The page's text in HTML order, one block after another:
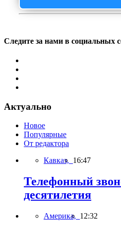
Следите за нами в социальных
Актуально
Новое
Популярные
От редактора
Кавказ, 16:47
Телефонный
десятилетия
Америка, 12:32